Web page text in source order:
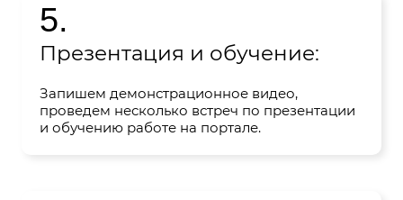
5.
Презентация и обучение:
Запишем демонстрационное видео,
проведем несколько встреч по презентации
и обучению работе на портале.